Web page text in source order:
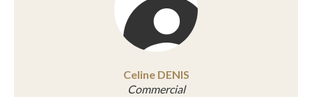
Celine DENIS
Commercial